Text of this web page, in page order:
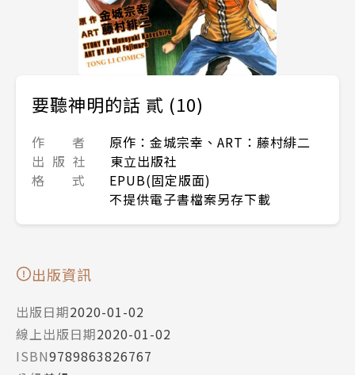
要聽神明的話 貳 (10)
作 者
原作：金城宗幸、ART：藤村緋二
出 版 社
東立出版社
格 式
EPUB(固定版面)
不提供電子書檔案另存下載
出版資訊
出版日期2020-01-02
線上出版日期2020-01-02
ISBN9789863826767